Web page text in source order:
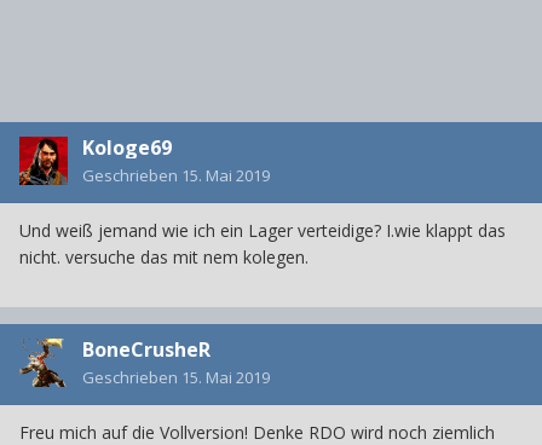
Kologe69
Geschrieben 15. Mai 2019
Und weiß jemand wie ich ein Lager verteidige? I.wie klappt das
nicht. versuche das mit nem kolegen.
BoneCrusheR
Geschrieben 15. Mai 2019
Freu mich auf die Vollversion! Denke RDO wird noch ziemlich